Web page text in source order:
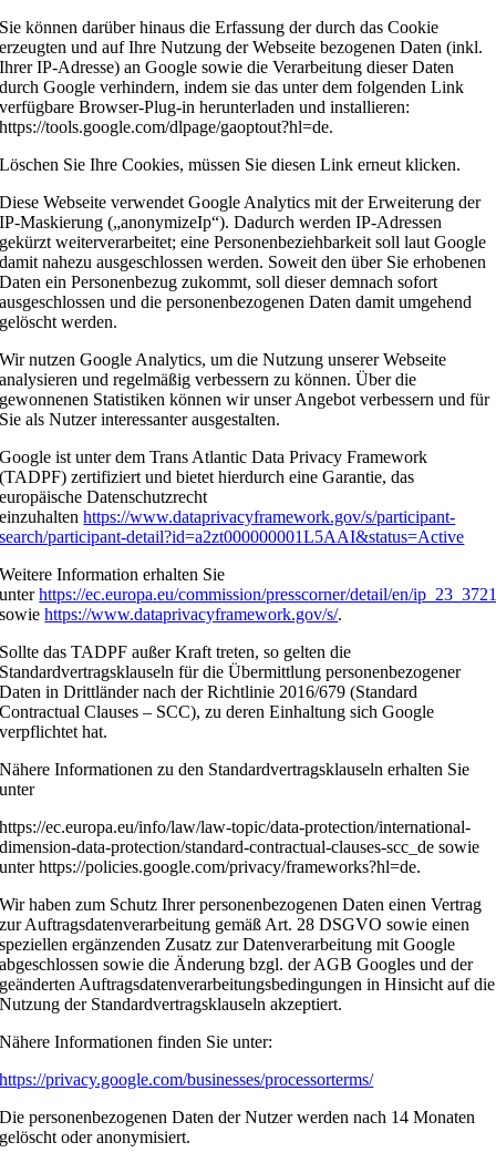
Sie können darüber hinaus die Erfassung der durch das Cookie
erzeugten und auf Ihre Nutzung der Webseite bezogenen Daten (inkl.
Ihrer IP-Adresse) an Google sowie die Verarbeitung dieser Daten
durch Google verhindern, indem sie das unter dem folgenden Link
verfügbare Browser-Plug-in herunterladen und installieren:
https://tools.google.com/dlpage/gaoptout?hl=de.
Löschen Sie Ihre Cookies, müssen Sie diesen Link erneut klicken.
Diese Webseite verwendet Google Analytics mit der Erweiterung der
IP-Maskierung („anonymizeIp“). Dadurch werden IP-Adressen
gekürzt weiterverarbeitet; eine Personenbeziehbarkeit soll laut Google
damit nahezu ausgeschlossen werden. Soweit den über Sie erhobenen
Daten ein Personenbezug zukommt, soll dieser demnach sofort
ausgeschlossen und die personenbezogenen Daten damit umgehend
gelöscht werden.
Wir nutzen Google Analytics, um die Nutzung unserer Webseite
analysieren und regelmäßig verbessern zu können. Über die
gewonnenen Statistiken können wir unser Angebot verbessern und für
Sie als Nutzer interessanter ausgestalten.
Google ist unter dem Trans Atlantic Data Privacy Framework
(TADPF) zertifiziert und bietet hierdurch eine Garantie, das
europäische Datenschutzrecht
einzuhaltenhttps://www.dataprivacyframework.gov/s/participant-
search/participant-detail?id=a2zt000000001L5AAI&status=Active
Weitere Information erhalten Sie
unterhttps://ec.europa.eu/commission/presscorner/detail/en/
sowiehttps://www.dataprivacyframework.gov/s/.
Sollte das TADPF außer Kraft treten, so gelten die
Standardvertragsklauseln für die Übermittlung personenbezogener
Daten in Drittländer nach der Richtlinie 2016/679 (Standard
Contractual Clauses – SCC), zu deren Einhaltung sich Google
verpflichtet hat.
Nähere Informationen zu den Standardvertragsklauseln erhalten Sie
unter
https://ec.europa.eu/info/law/law-topic/data-protection/international-
dimension-data-protection/standard-contractual-clauses-scc_de sowie
unter https://policies.google.com/privacy/frameworks?hl=de.
Wir haben zum Schutz Ihrer personenbezogenen Daten einen Vertrag
zur Auftragsdatenverarbeitung gemäß Art. 28 DSGVO sowie einen
speziellen ergänzenden Zusatz zur Datenverarbeitung mit Google
abgeschlossen sowie die Änderung bzgl. der AGB Googles und der
geänderten Auftragsdatenverarbeitungsbedingungen in Hinsicht auf die
Nutzung der Standardvertragsklauseln akzeptiert.
Nähere Informationen finden Sie unter:
https://privacy.google.com/businesses/processorterms/
Die personenbezogenen Daten der Nutzer werden nach 14 Monaten
gelöscht oder anonymisiert.